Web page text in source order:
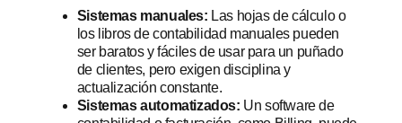
Sistemas manuales: Las hojas de cálculo o
los libros de contabilidad manuales pueden
ser baratos y fáciles de usar para un puñado
de clientes, pero exigen disciplina y
actualización constante.
Sistemas automatizados: Un software de